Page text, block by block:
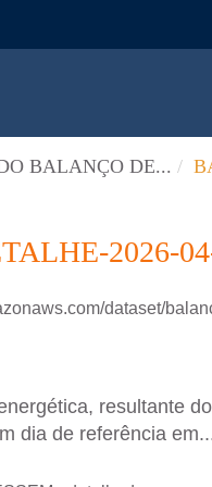
BALANÇO DE...
2026-
dataset/
resultante
dia de referência